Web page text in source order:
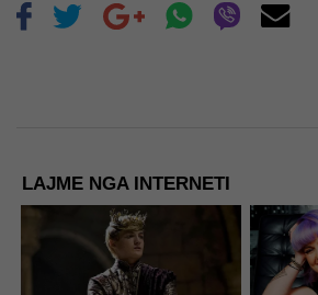
LAJME NGA INTERNETI